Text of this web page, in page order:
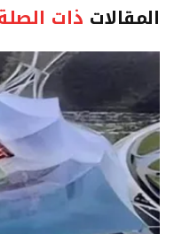
المقالات ذات